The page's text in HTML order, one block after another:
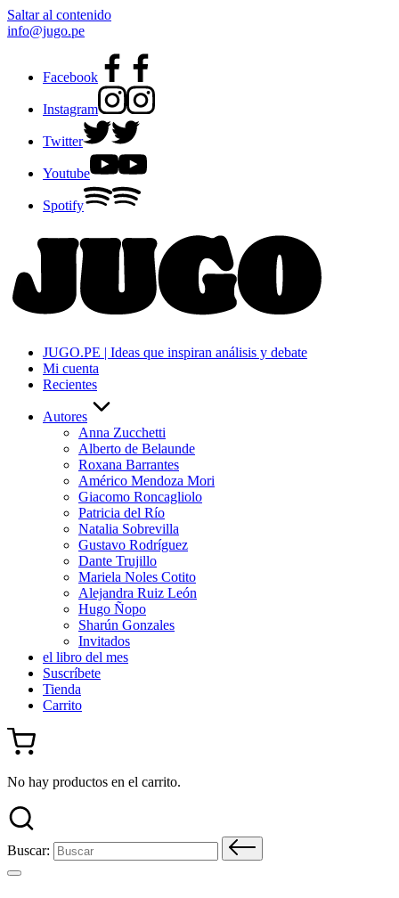
Saltar al contenido
info@jugo.pe
Facebook
Instagram
Twitter
Youtube
Spotify
JUGO.PE | Ideas que inspiran análisis y debate
Mi cuenta
Recientes
Autores
Anna Zucchetti
Alberto de Belaunde
Roxana Barrantes
Américo Mendoza Mori
Giacomo Roncagliolo
Patricia del Río
Natalia Sobrevilla
Gustavo Rodríguez
Dante Trujillo
Mariela Noles Cotito
Alejandra Ruiz León
Hugo Ñopo
Sharún Gonzales
Invitados
el libro del mes
Suscríbete
Tienda
Carrito
No hay productos en el carrito.
Buscar: